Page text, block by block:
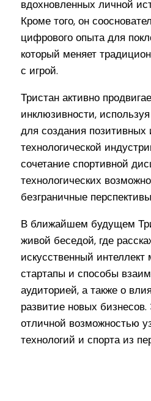
вдохновленных личной
Кроме того, он
цифрового опыта для
который меняет
с игрой.
Тристан активно
инклюзивности,
для создания позитивных
технологической
сочетание спортивной
технологических
безграничные
В ближайшем будущем
живой беседой, где
искусственный интеллект
стартапы и способы
аудиторией, а также о
развитие новых
отличной возможностью
технологий и спорта из